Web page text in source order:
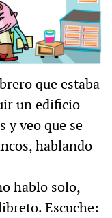
que estaba
un edificio
y veo que se
hablando
hablo solo,
Escuche: